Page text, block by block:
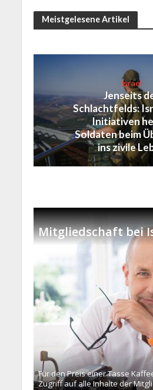
Meistgelesene Artikel
Israel
Jenseits
Schlachtfelds:
Initiativen
Soldaten beim
ins zivile
Mitgliedschaft bei
Für den Preis einer Tasse
Zugriff auf alle Inhalte der